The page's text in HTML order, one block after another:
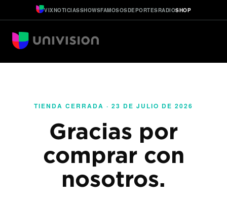
VIXNOTICIASSHOWSFAMOSOSDEPORTESRADIOSHOP
TIENDA CERRADA · 23 DE JULIO DE 2026
Gracias por
comprar con
nosotros.